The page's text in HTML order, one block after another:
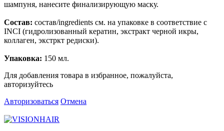
шампуня, нанесите финализирующую маску.
Состав: состав/ingredients см. на упаковке в соответствие с
INCI (гидролизованный кератин, экстракт черной икры,
коллаген, экстркт редиски).
Упаковка: 150 мл.
Для добавления товара в избранное, пожалуйста,
авторизуйтесь
Авторизоваться Отмена